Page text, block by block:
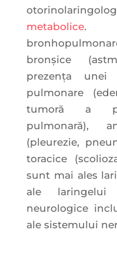
metabolice.
bronşice
prezenţa
pulmonare
tumoră a
pulmonară),
(pleurezie,
toracice
sunt mai ales
ale
neurologice
ale sistemului